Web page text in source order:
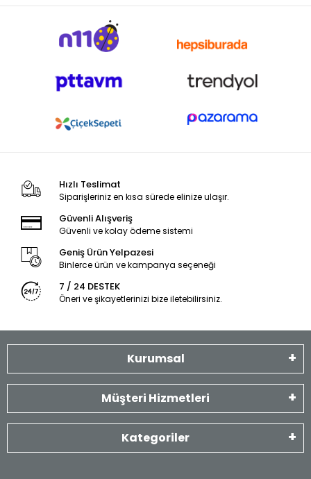
Hızlı Teslimat
Siparişleriniz en kısa sürede elinize ulaşır.
Güvenli Alışveriş
Güvenli ve kolay ödeme sistemi
Geniş Ürün Yelpazesi
Binlerce ürün ve kampanya seçeneği
7 / 24 DESTEK
Öneri ve şikayetlerinizi bize iletebilirsiniz.
Kurumsal
Müşteri Hizmetleri
Kategoriler